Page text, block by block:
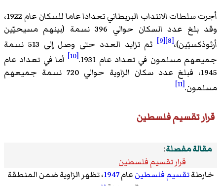
أجرت سلطات الانتداب البريطاني تعدادا عاما للسكان عام 1922،
وقد بلغ عدد السكان حوالي 396 نسمة (بينهم مسيحيّين
أرثوذكسيّين)،[8]
[9]
ثم تزايد العدد حتى وصل إلى 513 نسمة
جميعهم مسلمون في تعداد عام 1931.
[10]
أما في تعداد عام
1945، فبلغ عدد سكان الزاوية حوالي 720 نسمة جميعهم
مسلمون.[11]
قرار تقسيم فلسطين
مقالة مفصلة:
قرار تقسيم فلسطين
خارطةتقسيم فلسطينعام1947، تظهر الزاوية ضمن المنطقة